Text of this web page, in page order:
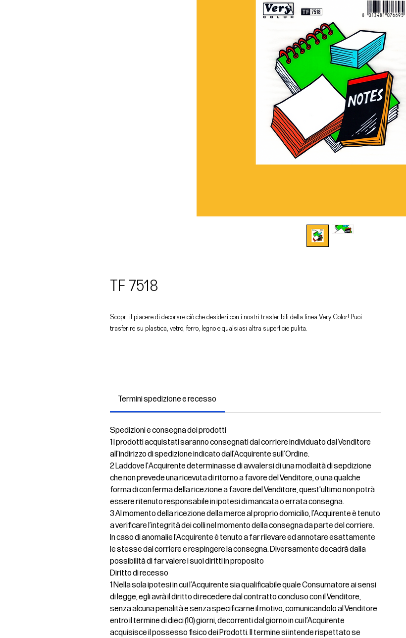
TF 7518
Scopri il piacere di decorare ciò che desideri con i nostri trasferibili della linea Very Color! Puoi
trasferire su plastica, vetro, ferro, legno e qualsiasi altra superficie pulita.
Termini spedizione e recesso
Spedizioni e consegna dei prodotti
1 I prodotti acquistati saranno consegnati dal corriere individuato dal Venditore
all’indirizzo di spedizione indicato dall’Acquirente sull’Ordine.
2 Laddove l'Acquirente determinasse di avvalersi di una modlaità di sepdizione
che non prevede una ricevuta di ritorno a favore del Venditore, o una qualche
forma di conferma della ricezione a favore del Venditore, quest'ultimo non potrà
essere ritenuto responsabile in ipotesi di mancata o errata consegna.
3 Al momento della ricezione della merce al proprio domicilio, l’Acquirente è tenuto
a verificare l’integrità dei colli nel momento della consegna da parte del corriere.
In caso di anomalie l’Acquirente è tenuto a far rilevare ed annotare esattamente
le stesse dal corriere e respingere la consegna. Diversamente decadrà dalla
possibilità di far valere i suoi diritti in proposito
Diritto di recesso
1 Nella sola ipotesi in cui l’Acquirente sia qualificabile quale Consumatore ai sensi
di legge, egli avrà il diritto di recedere dal contratto concluso con il Venditore,
senza alcuna penalità e senza specificarne il motivo, comunicandolo al Venditore
entro il termine di dieci (10) giorni, decorrenti dal giorno in cui l’Acquirente
acquisisce il possesso fisico dei Prodotti. Il termine si intende rispettato se